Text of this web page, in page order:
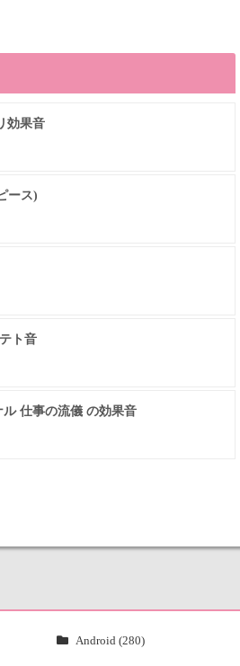
効果音
ース)
ト音
仕事の流儀 の効果音
Android (280)